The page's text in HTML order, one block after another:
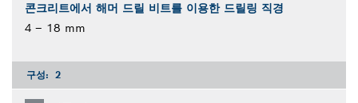
콘크리트에서 해머 드릴 비트를 이용한 드릴링 직경
4 – 18 mm
구성: 2